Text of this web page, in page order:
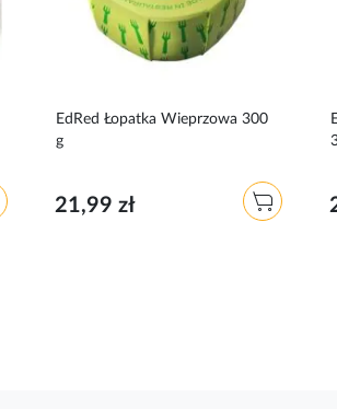
EdRed Łopatka Wieprzowa 300
g
21,99 zł